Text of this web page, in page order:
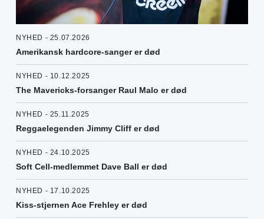
NYHED - 25.07.2026
Amerikansk hardcore-sanger er død
NYHED - 10.12.2025
The Mavericks-forsanger Raul Malo er død
NYHED - 25.11.2025
Reggaelegenden Jimmy Cliff er død
NYHED - 24.10.2025
Soft Cell-medlemmet Dave Ball er død
NYHED - 17.10.2025
Kiss-stjernen Ace Frehley er død